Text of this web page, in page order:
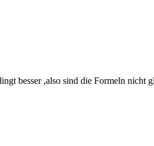
besser ,also sind die Formeln